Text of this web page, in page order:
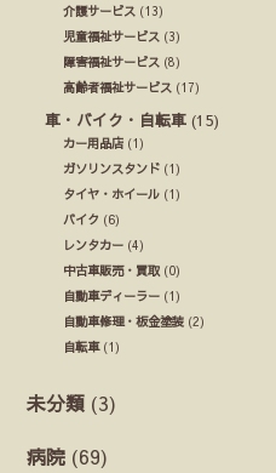
介護サービス (13)
児童福祉サービス (3)
障害福祉サービス (8)
高齢者福祉サービス (17)
車・バイク・自転車 (15)
カー用品店 (1)
ガソリンスタンド (1)
タイヤ・ホイール (1)
バイク (6)
レンタカー (4)
中古車販売・買取 (0)
自動車ディーラー (1)
自動車修理・板金塗装 (2)
自転車(1)
未分類 (3)
病院 (69)